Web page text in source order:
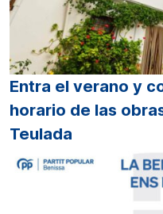
Entra el verano y
horario de las
Teulada